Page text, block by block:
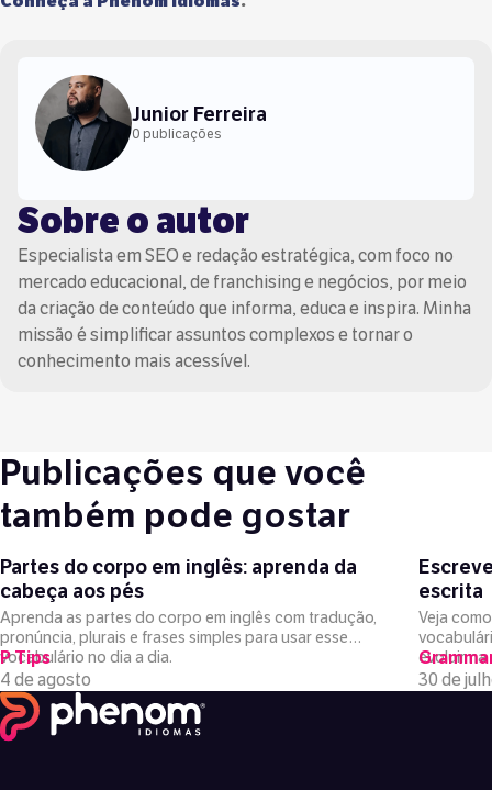
Junior Ferreira
0 publicações
Sobre o autor
Especialista em SEO e redação estratégica, com foco no
mercado educacional, de franchising e negócios, por meio
da criação de conteúdo que informa, educa e inspira. Minha
missão é simplificar assuntos complexos e tornar o
conhecimento mais acessível.
Publicações que você
também pode gostar
Partes do corpo em inglês: aprenda da
cabeça aos pés
Aprenda as partes do corpo em inglês com tradução,
pronúncia, plurais e frases simples para usar esse
vocabulário no dia a dia.
P Tips
4 de agosto
escrita
Veja
evoluir na
30 de